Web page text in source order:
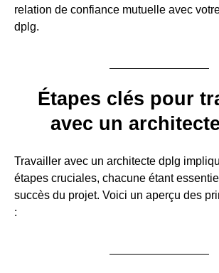
relation de confiance mutuelle avec
dplg.
Étapes clés pour
avec un
Travailler avec un architecte dplg
étapes cruciales, chacune étant
succès du projet. Voici un aperçu des
: